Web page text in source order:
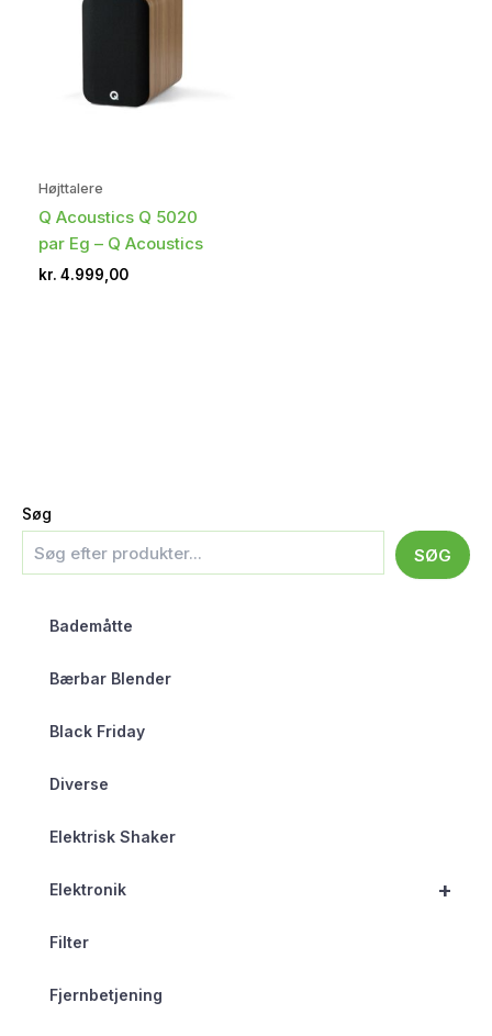
Søg
SØG
Bademåtte
Bærbar Blender
Black Friday
Diverse
Elektrisk Shaker
+
Elektronik
Filter
Fjernbetjening
Højttalere
Q Acoustics Q 5020
par Eg – Q Acoustics
kr. 4.999,00